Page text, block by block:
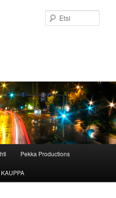
Pekka Productions
KAUPPA